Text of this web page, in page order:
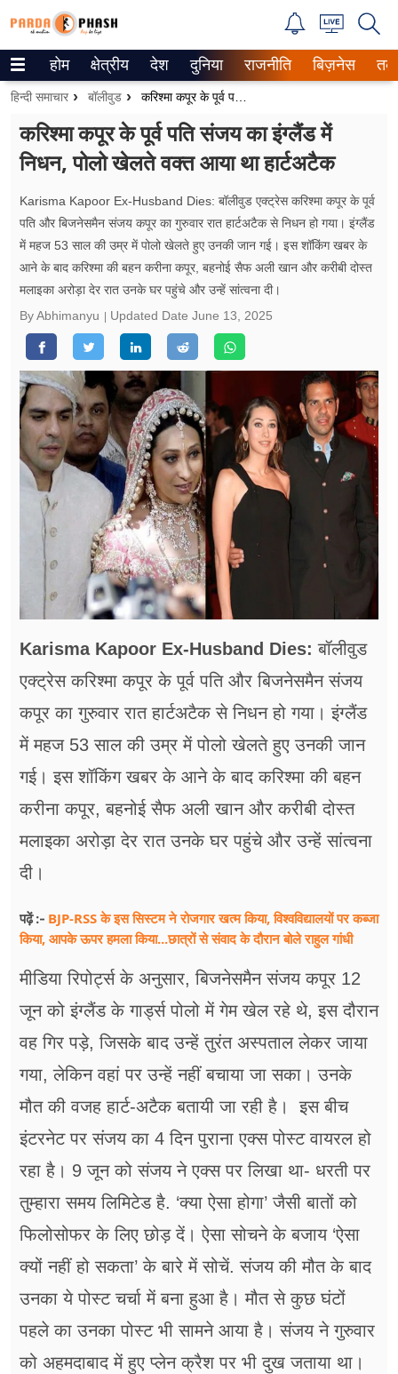
Trending on Google News
ePaper
वेब स्टोरीज
उत्तर प्रदेश
गैलरी
वीडियो
रिलेशनशिप
जीवन मंत्रा
फूड
सेहत
ब्‍यूटी
जॉब्स
शिक्षा
अन्य खबरें
होम क्षेत्रीय देश दुनिया राजनीति बिज़नेस
हिन्दी समाचार बॉलीवुड
करिश्मा कपूर के पूर्व पति संजय का इंग्लैंड में
निधन, पोलो खेलते वक्त आया था हार्टअटैक
Karisma Kapoor Ex-Husband Dies: बॉलीवुड एक्ट्रेस करिश्मा कपूर के पूर्व
पति और बिजनेसमैन संजय कपूर का गुरुवार रात हार्टअटैक से निधन हो गया। इंग्लैंड
में महज 53 साल की उम्र में पोलो खेलते हुए उनकी जान गई। इस शॉकिंग खबर के
आने के बाद करिश्मा की बहन करीना कपूर, बहनोई सैफ अली खान और करीबी दोस्त
मलाइका अरोड़ा देर रात उनके घर पहुंचे और उन्हें सांत्वना दी।
By Abhimanyu
Updated Date June 13, 2025
Karisma Kapoor Ex-Husband Dies: बॉलीवुड
एक्ट्रेस करिश्मा कपूर के पूर्व पति और बिजनेसमैन संजय
कपूर का गुरुवार रात हार्टअटैक से निधन हो गया। इंग्लैंड
में महज 53 साल की उम्र में पोलो खेलते हुए उनकी जान
गई। इस शॉकिंग खबर के आने के बाद करिश्मा की बहन
करीना कपूर, बहनोई सैफ अली खान और करीबी दोस्त
मलाइका अरोड़ा देर रात उनके घर पहुंचे और उन्हें सांत्वना
दी।
पढ़ें :- BJP-RSS के इस सिस्टम ने रोजगार खत्म किया, विश्वविद्यालयों पर कब्जा
किया, आपके ऊपर हमला किया...छात्रों से संवाद के दौरान बोले राहुल गांधी
मीडिया रिपोर्ट्स के अनुसार, बिजनेसमैन संजय कपूर 12
जून को इंग्लैंड के गार्ड्स पोलो में गेम खेल रहे थे, इस दौरान
वह गिर पड़े, जिसके बाद उन्हें तुरंत अस्पताल लेकर जाया
गया, लेकिन वहां पर उन्हें नहीं बचाया जा सका। उनके
मौत की वजह हार्ट-अटैक बतायी जा रही है। इस बीच
इंटरनेट पर संजय का 4 दिन पुराना एक्स पोस्ट वायरल हो
रहा है। 9 जून को संजय ने एक्स पर लिखा था- धरती पर
तुम्हारा समय लिमिटेड है. ‘क्या ऐसा होगा’ जैसी बातों को
फिलोसोफर के लिए छोड़ दें। ऐसा सोचने के बजाय ‘ऐसा
क्यों नहीं हो सकता’ के बारे में सोचें. संजय की मौत के बाद
उनका ये पोस्ट चर्चा में बना हुआ है। मौत से कुछ घंटों
पहले का उनका पोस्ट भी सामने आया है। संजय ने गुरुवार
को अहमदाबाद में हुए प्लेन क्रैश पर भी दुख जताया था।